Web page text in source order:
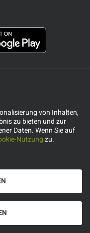
von Inhalten,
zu bieten und zur
Daten. Wenn Sie auf
Nutzungzu.